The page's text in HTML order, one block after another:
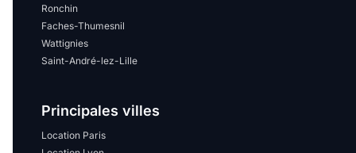
Ronchin
Faches-Thumesnil
Wattignies
Saint-André-lez-Lille
Principales villes
Location Paris